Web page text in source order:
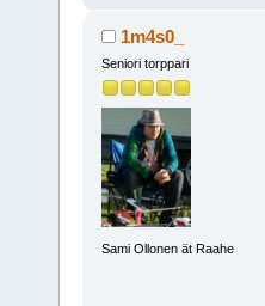
1m4s0_
Seniori torppari
Sami Ollonen ät Raahe